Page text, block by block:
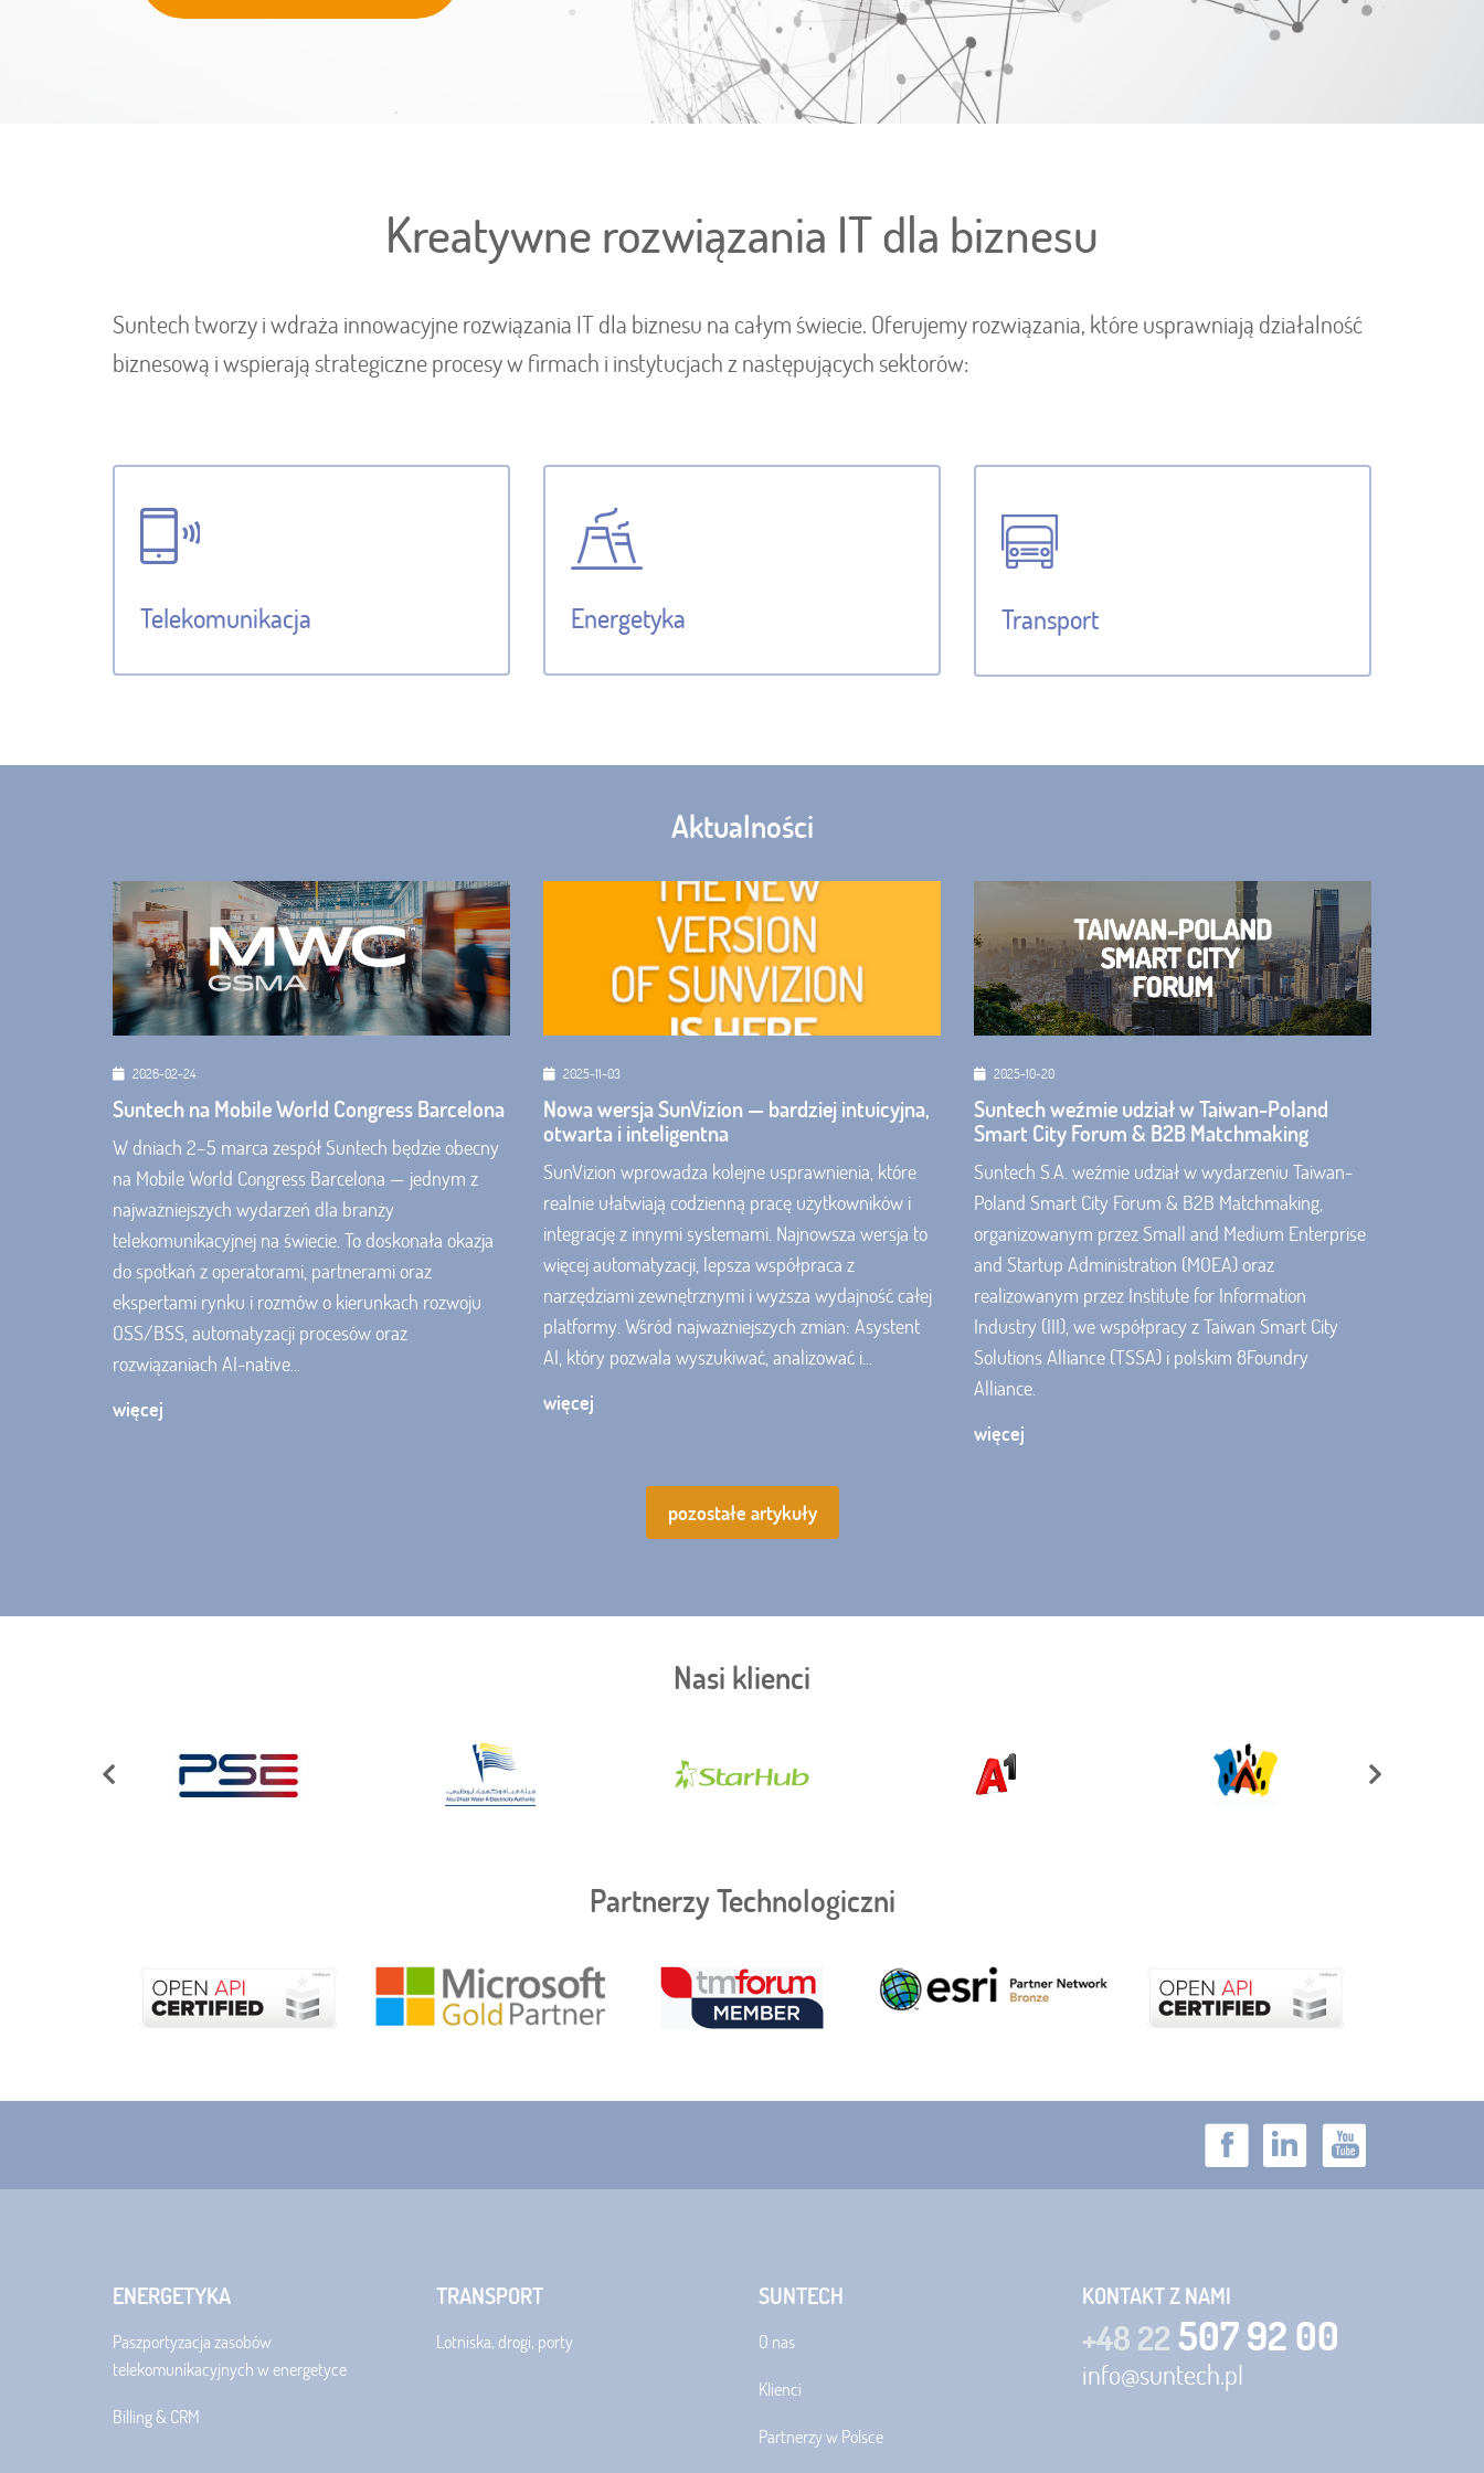
Kreatywne rozwiązania IT dla biznesu
Suntech tworzy i wdraża innowacyjne rozwiązania IT dla biznesu na całym świecie. Oferujemy rozwiązania, które usprawniają działalność
biznesową i wspierają strategiczne procesy w firmach i instytucjach z następujących sektorów:
Telekomunikacja Energetyka Transport
Aktualności
2026-02-24
Suntech na Mobile World Congress Barcelona
W dniach 2–5 marca zespół Suntech będzie obecny
na Mobile World Congress Barcelona — jednym z
najważniejszych wydarzeń dla branży
telekomunikacyjnej na świecie. To doskonała okazja
do spotkań z operatorami, partnerami oraz
ekspertami rynku i rozmów o kierunkach rozwoju
OSS/BSS, automatyzacji procesów oraz
rozwiązaniach AI-native...
więcej
2025-11-03
Nowa wersja SunVizion — bardziej intuicyjna,
otwarta i inteligentna
SunVizion wprowadza kolejne usprawnienia, które
realnie ułatwiają codzienną pracę użytkowników i
integrację z innymi systemami. Najnowsza wersja to
więcej automatyzacji, lepsza współpraca z
narzędziami zewnętrznymi i wyższa wydajność całej
platformy. Wśród najważniejszych zmian: Asystent
AI, który pozwala wyszukiwać, analizować i...
więcej
2025-10-20
Suntech weźmie udział w Taiwan-Poland
Smart City Forum & B2B Matchmaking
Suntech S.A. weźmie udział w wydarzeniu Taiwan-
Poland Smart City Forum & B2B Matchmaking,
organizowanym przez Small and Medium Enterprise
and Startup Administration (MOEA) oraz
realizowanym przez Institute for Information
Industry (III), we współpracy z Taiwan Smart City
Solutions Alliance (TSSA) i polskim 8Foundry
Alliance.
więcej
pozostałe artykuły
Nasi klienci
Partnerzy Technologiczni
ENERGETYKA
Paszportyzacja zasobów
telekomunikacyjnych w energetyce
Billing & CRM
TRANSPORT
Lotniska, drogi, porty
SUNTECH
O nas
Klienci
Partnerzy w Polsce
KONTAKT Z NAMI
+48 22 507 92 00
info@suntech.pl